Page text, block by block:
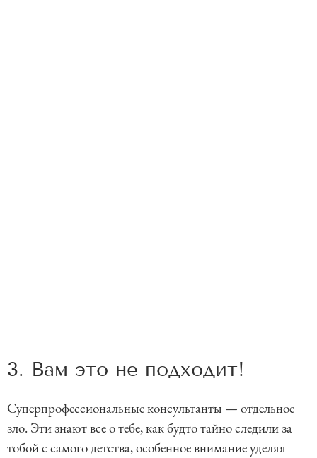
3. Вам это не подходит!
Суперпрофессиональные консультанты — отдельное
зло. Эти знают все о тебе, как будто тайно следили за
тобой с самого детства, особенное внимание уделяя